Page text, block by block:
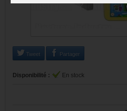
Tweet Partager
Disponibilité : En stock